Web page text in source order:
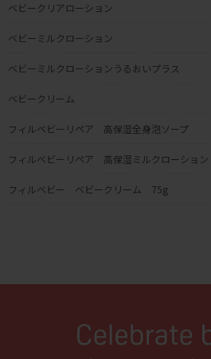
ベビークリアローション
ベビーミルクローション
ベビーミルクローションうるおいプラス
ベビークリーム
フィルベビーリペア 高保湿全身泡ソープ
フィルベビーリペア 高保湿ミルクローション
フィルベビー ベビークリーム 75g